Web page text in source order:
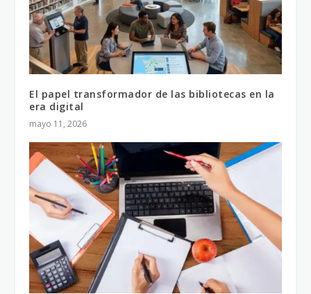
El papel transformador de las bibliotecas en la
era digital
mayo 11, 2026